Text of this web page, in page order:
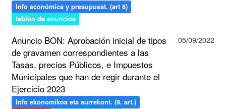
Info económica y presupuest. (art 8)
tablón de anuncios
Anuncio BON: Aprobación inicial de tipos
de gravamen correspondientes a las
Tasas, precios Públicos, e Impuestos
Municipales que han de regir durante el
Ejercicio 2023
Info ekonomikoa eta aurrekont. (8. art.)
05/09/2022